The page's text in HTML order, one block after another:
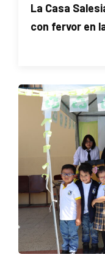
La Casa
con fervor en